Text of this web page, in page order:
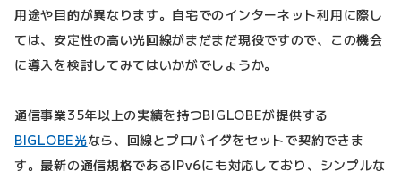
用途や目的が異なります。自宅でのインターネット利用に際し
ては、安定性の高い光回線がまだまだ現役ですので、この機会
に導入を検討してみてはいかがでしょうか。
通信事業35年以上の実績を持つBIGLOBEが提供する
BIGLOBE光なら、回線とプロバイダをセットで契約できま
す。最新の通信規格であるIPv6にも対応しており、シンプルな